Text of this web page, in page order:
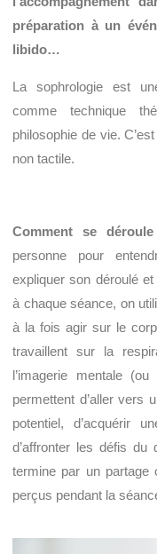
préparation à un
libido…
La sophrologie est
comme technique
philosophie de vie.
non tactile.
Comment se
personne pour
expliquer son déroulé et
à chaque séance, on
à la fois agir sur le
travaillent sur la
l’imagerie mentale
permettent d’aller vers
potentiel, d’acquérir
d’affronter les défis
termine par un partage
perçus pendant la